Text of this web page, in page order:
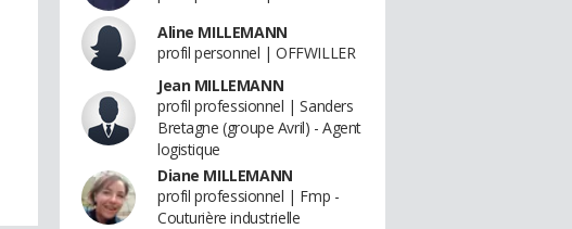
Aline MILLEMANN
profil personnel | OFFWILLER
Jean MILLEMANN
profil professionnel | Sanders
Bretagne (groupe Avril) - Agent
logistique
Diane MILLEMANN
profil professionnel | Fmp -
Couturière industrielle